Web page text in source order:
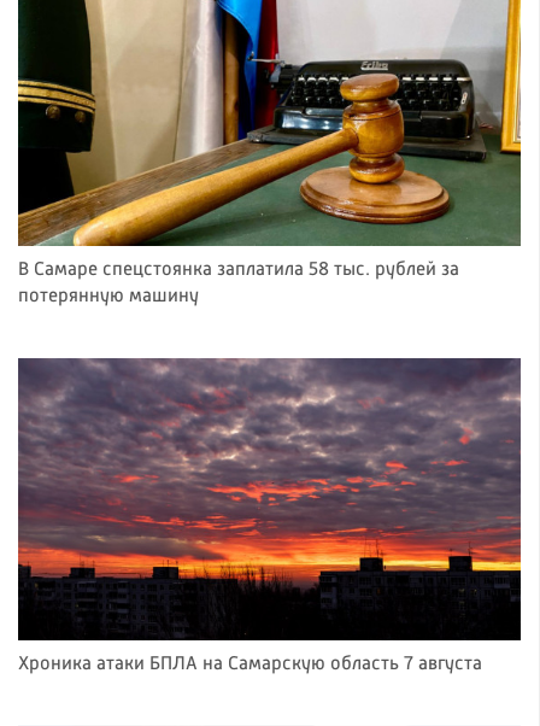
В Самаре спецстоянка заплатила 58 тыс. рублей за
потерянную машину
Хроника атаки БПЛА на Самарскую область 7 августа